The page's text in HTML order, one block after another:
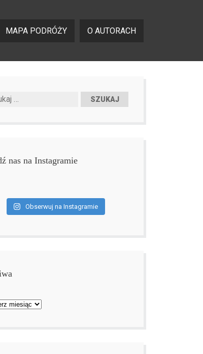
MAPA PODRÓŻY O AUTORACH
nas na Instagramie
Obserwuj na Instagramie